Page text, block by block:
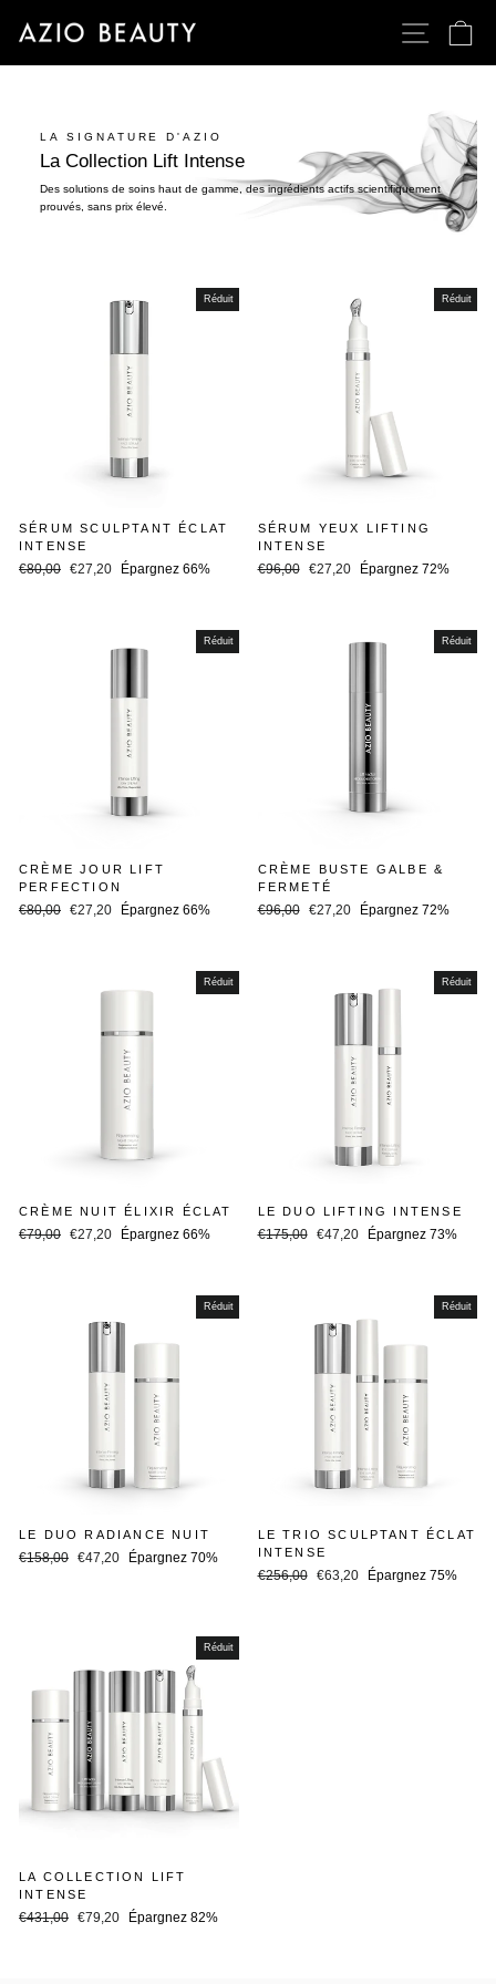
LA SIGNATURE D'AZIO
La Collection Lift Intense
Des solutions de soins haut de gamme, des ingrédients actifs scientifiquement
prouvés, sans prix élevé.
Réduit
SÉRUM SCULPTANT ÉCLAT
INTENSE
Prix
€80,00 Prix
€27,20 Épargnez 66%
Réduit
SÉRUM YEUX LIFTING
INTENSE
Prix
€96,00
Prix
€27,20 Épargnez 72%
Réduit
CRÈME JOUR LIFT
PERFECTION
Prix
€80,00 Prix
€27,20 Épargnez 66%
Réduit
CRÈME BUSTE GALBE &
FERMETÉ
Prix
€96,00
Prix
€27,20 Épargnez 72%
Réduit
CRÈME NUIT ÉLIXIR ÉCLAT
Prix
€79,00 Prix
€27,20 Épargnez 66%
Réduit
LE DUO LIFTING INTENSE
Prix
€175,00
Prix
€47,20 Épargnez 73%
Réduit
LE DUO RADIANCE NUIT
Prix
€158,00 Prix
€47,20 Épargnez 70%
Réduit
LE TRIO SCULPTANT ÉCLAT
INTENSE
Prix
€256,00
Prix
€63,20 Épargnez 75%
Réduit
LA COLLECTION LIFT
INTENSE
Prix
€431,00 Prix
€79,20 Épargnez 82%